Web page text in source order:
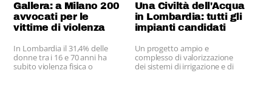
Gallera: a Milano 200
avvocati per le
vittime di violenza
In Lombardia il 31,4% delle
donne tra i 16 e 70 anni ha
subito violenza fisica o
Una Civiltà dell'Acqua
in Lombardia: tutti gli
impianti candidati
Un progetto ampio e
complesso di valorizzazione
dei sistemi di irrigazione e di